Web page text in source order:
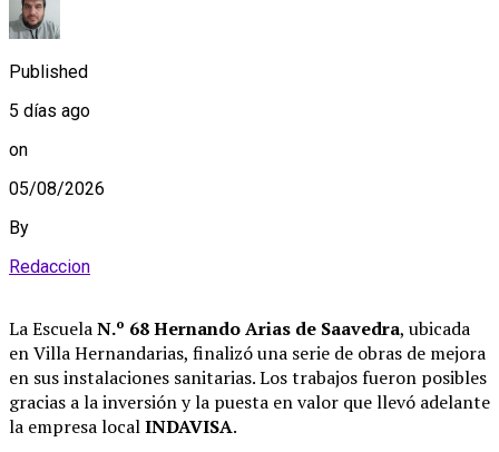
Published
5 días ago
on
05/08/2026
By
Redaccion
La EscuelaN.º 68 Hernando Arias de Saavedra, ubicada
en Villa Hernandarias, finalizó una serie de obras de mejora
en sus instalaciones sanitarias. Los trabajos fueron posibles
gracias a la inversión y la puesta en valor que llevó adelante
la empresa localINDAVISA.